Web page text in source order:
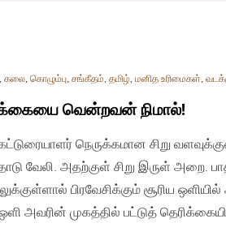
, கலை, கொழும்பு, சங்கீதம், தமிழ், மனித உரிமைகள்,
வென்றவன் நிமால்!
நெருக்கமான சிறு
வேலி. அதற்குள் சிறு இருள் அறை.
பிரவேசிக்கும் சூரிய ஒளியில்
ஒளி அவரின் முகத்தில் பட்டுத்